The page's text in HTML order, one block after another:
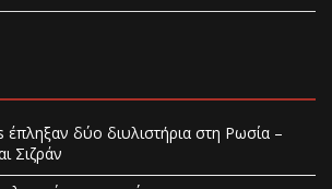
δύο διυλιστήρια στη Ρωσία –
Σιζράν